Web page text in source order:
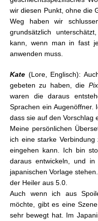
wir diesen Punkt, ohne die
Weg haben wir
grundsätzlich
kann, wenn man in fast
anwenden muss.
Kate (Lore, Englisch):
gebeten zu haben, die
waren die daraus
Sprachen ein Augenöffner.
dass sie auf den Vorschlag
Meine persönlichen
ich eine starke
eingehen kann. Ich bin
daraus entwickeln, und
japanischen Vorlage
der Heiler aus 5.0.
Auch wenn ich aus
möchte, gibt es eine
sehr bewegt hat. Im